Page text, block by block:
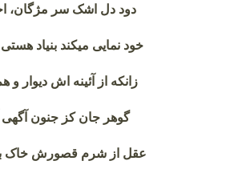
دود دل اشک سر مژگان،
خود نمایی میکند بنیاد
زانکه از آئینه اش دیوار و
گوهر جان کز جنون آگهی
عقل از شرم قصورش خاک